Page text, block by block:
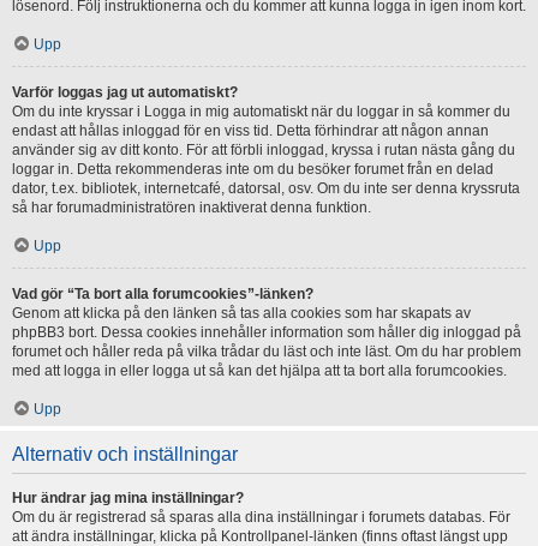
lösenord. Följ instruktionerna och du kommer att kunna logga in igen inom kort.
Upp
Varför loggas jag ut automatiskt?
Om du inte kryssar i Logga in mig automatiskt när du loggar in så kommer du
endast att hållas inloggad för en viss tid. Detta förhindrar att någon annan
använder sig av ditt konto. För att förbli inloggad, kryssa i rutan nästa gång du
loggar in. Detta rekommenderas inte om du besöker forumet från en delad
dator, t.ex. bibliotek, internetcafé, datorsal, osv. Om du inte ser denna kryssruta
så har forumadministratören inaktiverat denna funktion.
Upp
Vad gör “Ta bort alla forumcookies”-länken?
Genom att klicka på den länken så tas alla cookies som har skapats av
phpBB3 bort. Dessa cookies innehåller information som håller dig inloggad på
forumet och håller reda på vilka trådar du läst och inte läst. Om du har problem
med att logga in eller logga ut så kan det hjälpa att ta bort alla forumcookies.
Upp
Alternativ och inställningar
Hur ändrar jag mina inställningar?
Om du är registrerad så sparas alla dina inställningar i forumets databas. För
att ändra inställningar, klicka på Kontrollpanel-länken (finns oftast längst upp